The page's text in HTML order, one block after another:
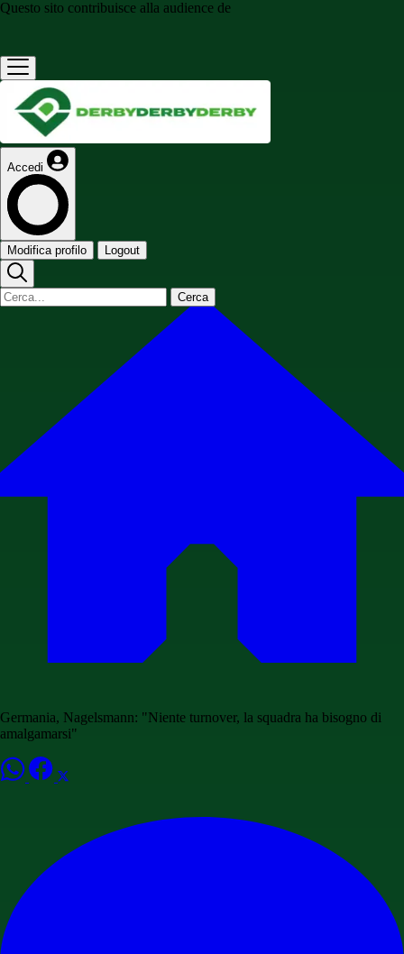
Questo sito contribuisce alla audience de
Accedi
Modifica profilo Logout
Cerca
Germania, Nagelsmann: "Niente turnover, la squadra ha bisogno di
amalgamarsi"